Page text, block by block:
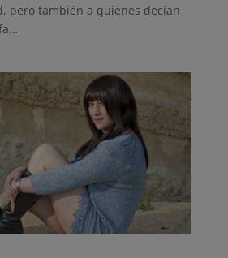
pero también a quienes decían